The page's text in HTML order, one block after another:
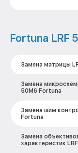
Fortuna LRF
Замена матрицы
Замена
50M6 Fortuna
Замена шим
Fortuna
Замена
характеристик